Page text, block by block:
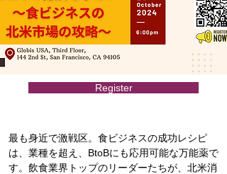
Register
最も身近で激戦区。食ビジネスの成功レシピ
は、業種を超え、BtoBにも応用可能な万能薬で
す。飲食業界トップのリーダーたちが、北米消